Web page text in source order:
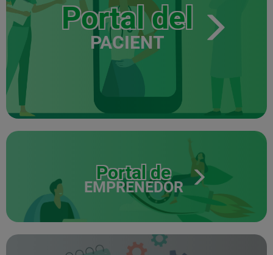
Portal del
PACIENT
Portal de
EMPRENEDOR